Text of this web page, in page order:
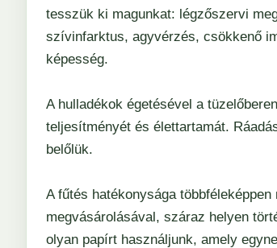
tesszük ki magunkat: légzőszervi
szívinfarktus, agyvérzés, csökkenő
képesség.
A hulladékok égetésével a
teljesítményét és élettartamát.
belőlük.
A fűtés hatékonysága
megvásárolásával, száraz helyen
olyan papírt használjunk, amely